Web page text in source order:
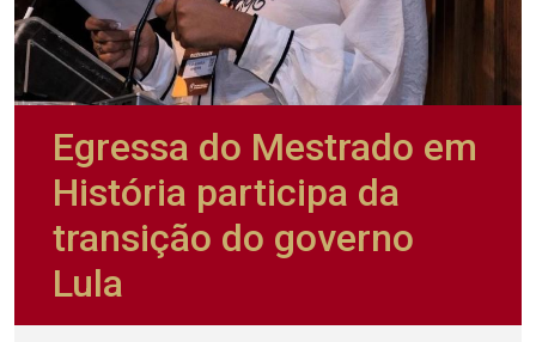
Egressa do Mestrado em
História participa da
transição do governo
Lula